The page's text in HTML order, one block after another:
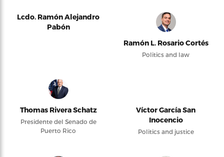
Lcdo. Ramón Alejandro
Pabón
Ramón L. Rosario Cortés
Politics and law
Thomas Rivera Schatz
Presidente del Senado de
Puerto Rico
Víctor García San
Inocencio
Politics and justice